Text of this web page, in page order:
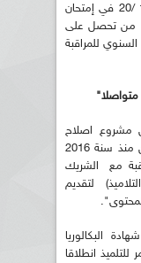
الحاصلون على معدل يساوي أو يفوق 10 /20 في إمتحان
من تحصل على
السنوي للمراقبة
متواصلا"
مشروع اصلاح
البكالوريا الذي عرض على الحكومة مرتين منذ سنة 2016
مع الشريك
لتقديم
البكالوريا
للتلميذ انطلاقا